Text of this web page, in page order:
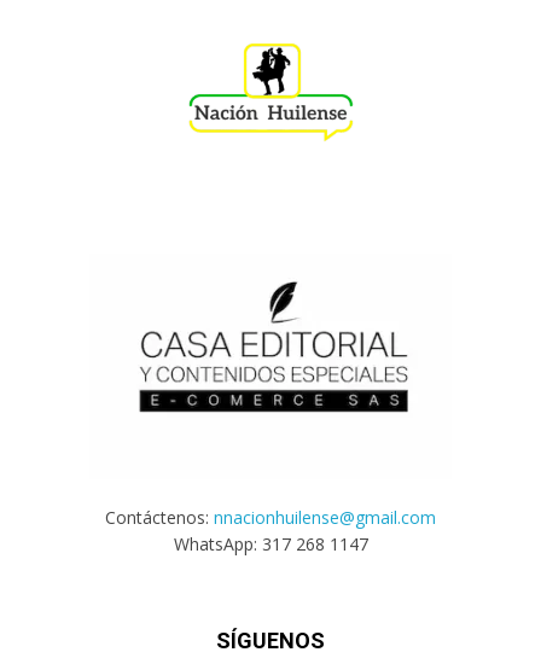
Contáctenos: nnacionhuilense@gmail.com
WhatsApp: 317 268 1147
SÍGUENOS